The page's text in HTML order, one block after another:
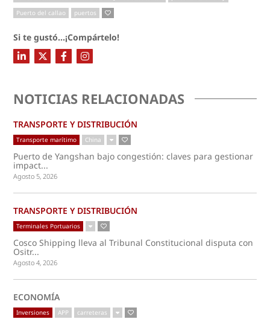
Puerto del callao
puertos
Si te gustó...¡Compártelo!
NOTICIAS RELACIONADAS
TRANSPORTE Y DISTRIBUCIÓN
Transporte marítimo China
Puerto de Yangshan bajo congestión: claves para gestionar
impact...
Agosto 5, 2026
TRANSPORTE Y DISTRIBUCIÓN
Terminales Portuarios
Cosco Shipping lleva al Tribunal Constitucional disputa con
Ositr...
Agosto 4, 2026
ECONOMÍA
Inversiones APP carreteras